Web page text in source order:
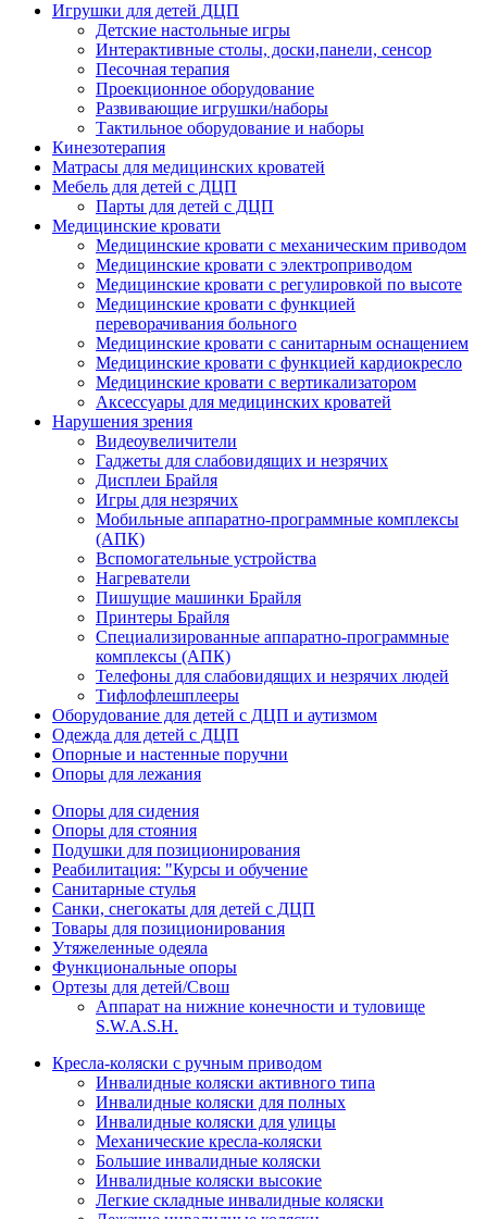
Игрушки для детей ДЦП
Детские настольные игры
Интерактивные столы, доски,панели, сенсор
Песочная терапия
Проекционное оборудование
Развивающие игрушки/наборы
Тактильное оборудование и наборы
Кинезотерапия
Матрасы для медицинских кроватей
Мебель для детей с ДЦП
Парты для детей с ДЦП
Медицинские кровати
Медицинские кровати с механическим приводом
Медицинские кровати с электроприводом
Медицинские кровати с регулировкой по высоте
Медицинские кровати с функцией
переворачивания больного
Медицинские кровати с санитарным оснащением
Медицинские кровати с функцией кардиокресло
Медицинские кровати с вертикализатором
Аксессуары для медицинских кроватей
Нарушения зрения
Видеоувеличители
Гаджеты для слабовидящих и незрячих
Дисплеи Брайля
Игры для незрячих
Мобильные аппаратно-программные комплексы
(АПК)
Вспомогательные устройства
Нагреватели
Пишущие машинки Брайля
Принтеры Брайля
Специализированные аппаратно-программные
комплексы (АПК)
Телефоны для слабовидящих и незрячих людей
Тифлофлешплееры
Оборудование для детей с ДЦП и аутизмом
Одежда для детей с ДЦП
Опорные и настенные поручни
Опоры для лежания
Опоры для сидения
Опоры для стояния
Подушки для позиционирования
Реабилитация: "Курсы и обучение
Санитарные стулья
Санки, снегокаты для детей с ДЦП
Товары для позиционирования
Утяжеленные одеяла
Функциональные опоры
Ортезы для детей/Свош
Аппарат на нижние конечности и туловище
S.W.A.S.H.
Кресла-коляски с ручным приводом
Инвалидные коляски активного типа
Инвалидные коляски для полных
Инвалидные коляски для улицы
Механические кресла-коляски
Большие инвалидные коляски
Инвалидные коляски высокие
Легкие складные инвалидные коляски